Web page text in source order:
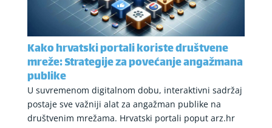
Kako hrvatski portali koriste društvene
mreže: Strategije za povećanje angažmana
publike
U suvremenom digitalnom dobu, interaktivni sadržaj
postaje sve važniji alat za angažman publike na
društvenim mrežama. Hrvatski portali poput arz.hr